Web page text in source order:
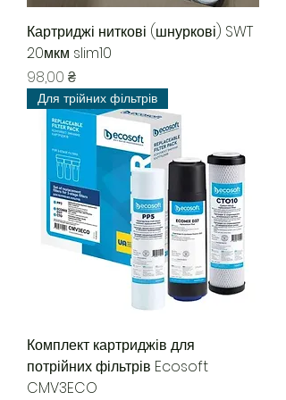
Картриджі ниткові (шнуркові) SWT
20мкм slim10
Цена
98,00 ₴
Для трійних фільтрів
Комплект картриджів для
потрійних фільтрів Ecosoft
CMV3ECO